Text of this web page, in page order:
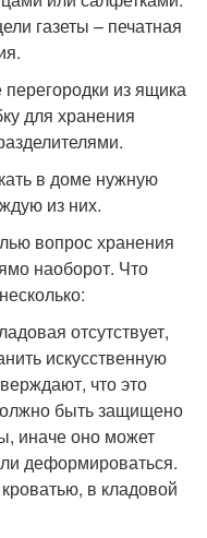
газеты – печатная
из ящика
для хранения
в доме нужную
из них.
вопрос хранения
наоборот. Что
отсутствует,
искусственную
что это
быть защищено
иначе оно может
деформироваться.
в кладовой